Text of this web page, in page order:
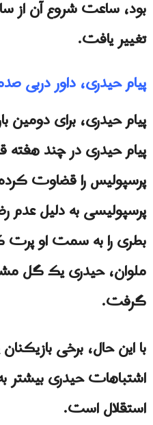
تغییر یافت.
پیام حیدری، داور دربی
پیام حیدری، برای دومین
پیام حیدری در چند هفته
پرسپولیس را قضاوت کرده
پرسپولیسی به دلیل عدم
بطری را به سمت او پرت
ملوان، حیدری یک گل
گرفت.
با این حال، برخی
اشتباهات حیدری بیشتر
استقلال است.